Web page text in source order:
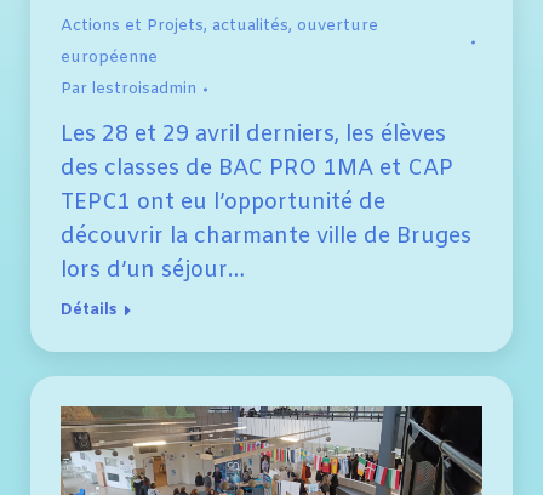
Actions et Projets, actualités, ouverture
européenne
Par lestroisadmin
Les 28 et 29 avril derniers, les élèves
des classes de BAC PRO 1MA et CAP
TEPC1 ont eu l’opportunité de
découvrir la charmante ville de Bruges
lors d’un séjour…
Détails